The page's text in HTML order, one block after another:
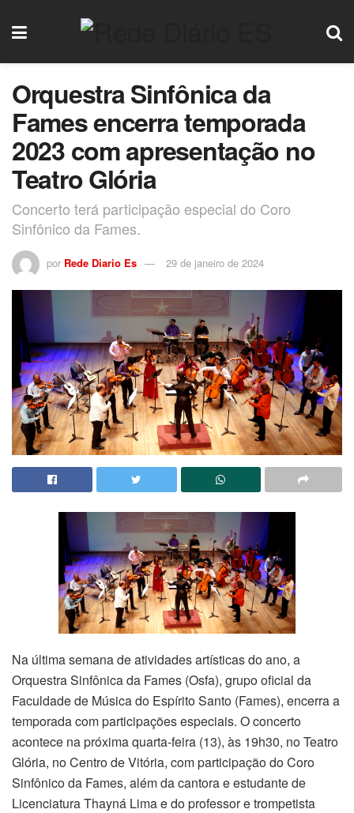
Orquestra Sinfônica da
Fames encerra temporada
2023 com apresentação no
Teatro Glória
Concerto terá participação especial do Coro
Sinfônico da Fames.
por Rede Diario Es 29 de janeiro de 2024
Na última semana de atividades artísticas do ano, a
Orquestra Sinfônica da Fames (Osfa), grupo oficial da
Faculdade de Música do Espírito Santo (Fames), encerra a
temporada com participações especiais. O concerto
acontece na próxima quarta-feira (13), às 19h30, no Teatro
Glória, no Centro de Vitória, com participação do Coro
Sinfônico da Fames, além da cantora e estudante de
Licenciatura Thayná Lima e do professor e trompetista